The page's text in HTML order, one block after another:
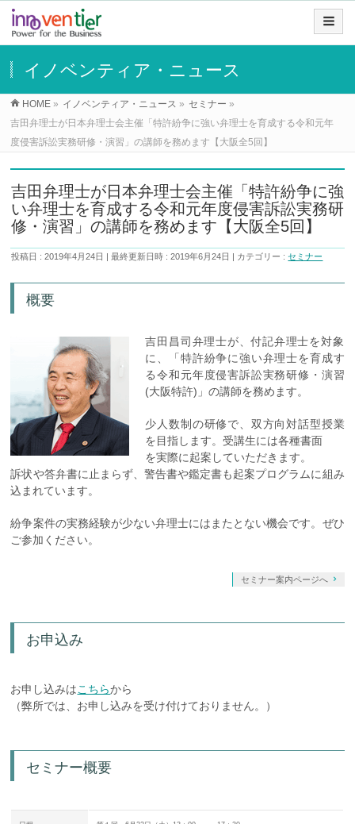
イノベンティア・ニュース
HOME » イノベンティア・ニュース » セミナー »
吉田弁理士が日本弁理士会主催「特許紛争に強い弁理士を育成する令和元年
度侵害訴訟実務研修・演習」の講師を務めます【大阪全5回】
吉田弁理士が日本弁理士会主催「特許紛争に強
い弁理士を育成する令和元年度侵害訴訟実務研
修・演習」の講師を務めます【大阪全5回】
投稿日 : 2019年4月24日 最終更新日時 : 2019年6月24日 カテゴリー :セミナー
概要
吉田昌司弁理士が、付記弁理士を対象
に、「特許紛争に強い弁理士を育成す
る令和元年度侵害訴訟実務研修・演習
(大阪特許)」の講師を務めます。
少人数制の研修で、双方向対話型授業
を目指します。受講生には各種書面
を実際に起案していただきます。
訴状や答弁書に止まらず、警告書や鑑定書も起案プログラムに組み
込まれています。
紛争案件の実務経験が少ない弁理士にはまたとない機会です。ぜひ
ご参加ください。
セミナー案内ページへ
お申込み
お申し込みはこちらから
（弊所では、お申し込みを受け付けておりません。）
セミナー概要